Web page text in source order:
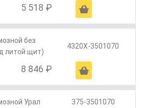
5 518 ₽ Ä
без
литой щит)
4320Х-3501070
8 846 ₽ Ä
Урал 375-3501070